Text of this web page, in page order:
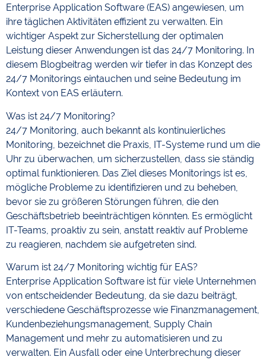
Enterprise Application Software (EAS) angewiesen, um
ihre täglichen Aktivitäten effizient zu verwalten. Ein
wichtiger Aspekt zur Sicherstellung der optimalen
Leistung dieser Anwendungen ist das 24/7 Monitoring. In
diesem Blogbeitrag werden wir tiefer in das Konzept des
24/7 Monitorings eintauchen und seine Bedeutung im
Kontext von EAS erläutern.
Was ist 24/7 Monitoring?
24/7 Monitoring, auch bekannt als kontinuierliches
Monitoring, bezeichnet die Praxis, IT-Systeme rund um die
Uhr zu überwachen, um sicherzustellen, dass sie ständig
optimal funktionieren. Das Ziel dieses Monitorings ist es,
mögliche Probleme zu identifizieren und zu beheben,
bevor sie zu größeren Störungen führen, die den
Geschäftsbetrieb beeinträchtigen könnten. Es ermöglicht
IT-Teams, proaktiv zu sein, anstatt reaktiv auf Probleme
zu reagieren, nachdem sie aufgetreten sind.
Warum ist 24/7 Monitoring wichtig für EAS?
Enterprise Application Software ist für viele Unternehmen
von entscheidender Bedeutung, da sie dazu beiträgt,
verschiedene Geschäftsprozesse wie Finanzmanagement,
Kundenbeziehungsmanagement, Supply Chain
Management und mehr zu automatisieren und zu
verwalten. Ein Ausfall oder eine Unterbrechung dieser